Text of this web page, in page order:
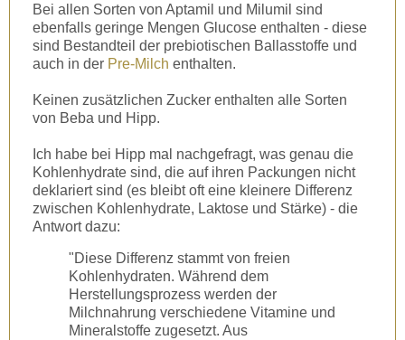
Bei allen Sorten von Aptamil und Milumil sind
ebenfalls geringe Mengen Glucose enthalten - diese
sind Bestandteil der prebiotischen Ballasstoffe und
auch in der Pre-Milch enthalten.
Keinen zusätzlichen Zucker enthalten alle Sorten
von Beba und Hipp.
Ich habe bei Hipp mal nachgefragt, was genau die
Kohlenhydrate sind, die auf ihren Packungen nicht
deklariert sind (es bleibt oft eine kleinere Differenz
zwischen Kohlenhydrate, Laktose und Stärke) - die
Antwort dazu:
"Diese Differenz stammt von freien
Kohlenhydraten. Während dem
Herstellungsprozess werden der
Milchnahrung verschiedene Vitamine und
Mineralstoffe zugesetzt. Aus